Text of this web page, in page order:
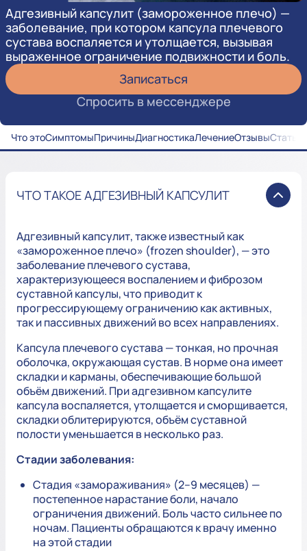
Адгезивный капсулит (замороженное плечо) —
заболевание, при котором капсула плечевого
сустава воспаляется и утолщается, вызывая
выраженное ограничение подвижности и боль.
Записаться
Спросить в мессенджере
Что этоСимптомыПричиныДиагностикаЛечениеОтзывыСтатьи
ЧТО ТАКОЕ АДГЕЗИВНЫЙ КАПСУЛИТ
Адгезивный капсулит, также известный как
«замороженное плечо» (frozen shoulder), — это
заболевание плечевого сустава,
характеризующееся воспалением и фиброзом
суставной капсулы, что приводит к
прогрессирующему ограничению как активных,
так и пассивных движений во всех направлениях.
Капсула плечевого сустава — тонкая, но прочная
оболочка, окружающая сустав. В норме она имеет
складки и карманы, обеспечивающие большой
объём движений. При адгезивном капсулите
капсула воспаляется, утолщается и сморщивается,
складки облитерируются, объём суставной
полости уменьшается в несколько раз.
Стадии заболевания:
Стадия «замораживания» (2–9 месяцев) —
постепенное нарастание боли, начало
ограничения движений. Боль часто сильнее по
ночам. Пациенты обращаются к врачу именно
на этой стадии